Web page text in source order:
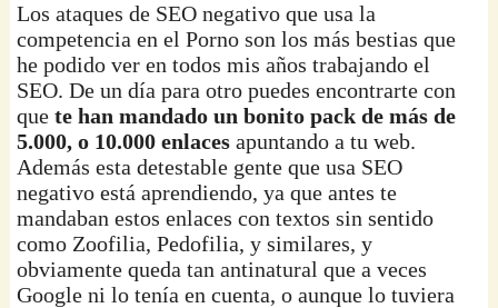
Los ataques de SEO negativo que usa la
competencia en el Porno son los más bestias que
he podido ver en todos mis años trabajando el
SEO. De un día para otro puedes encontrarte con
quete han mandado un bonito pack de más de
5.000, o 10.000 enlaces apuntando a tu web.
Además esta detestable gente que usa SEO
negativo está aprendiendo, ya que antes te
mandaban estos enlaces con textos sin sentido
como Zoofilia, Pedofilia, y similares, y
obviamente queda tan antinatural que a veces
Google ni lo tenía en cuenta, o aunque lo tuviera